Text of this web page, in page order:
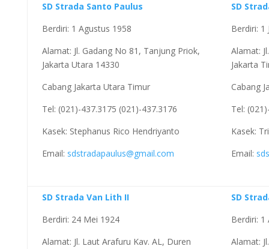
SD Strada Santo Paulus
Berdiri: 1 Agustus 1958
Alamat: Jl. Gadang No 81, Tanjung Priok,
Jakarta Utara 14330
Cabang Jakarta Utara Timur
Tel: (021)-437.3175 (021)-437.3176
Kasek: Stephanus Rico Hendriyanto
Email: sdstradapaulus@gmail.com
SD
Berdiri: 1
Alamat:
Jakarta
Cabang
Tel:
Kasek:
Email:
SD Strada Van Lith II
Berdiri: 24 Mei 1924
Alamat: Jl. Laut Arafuru Kav. AL, Duren
SD
Berdiri: 1
Alamat: